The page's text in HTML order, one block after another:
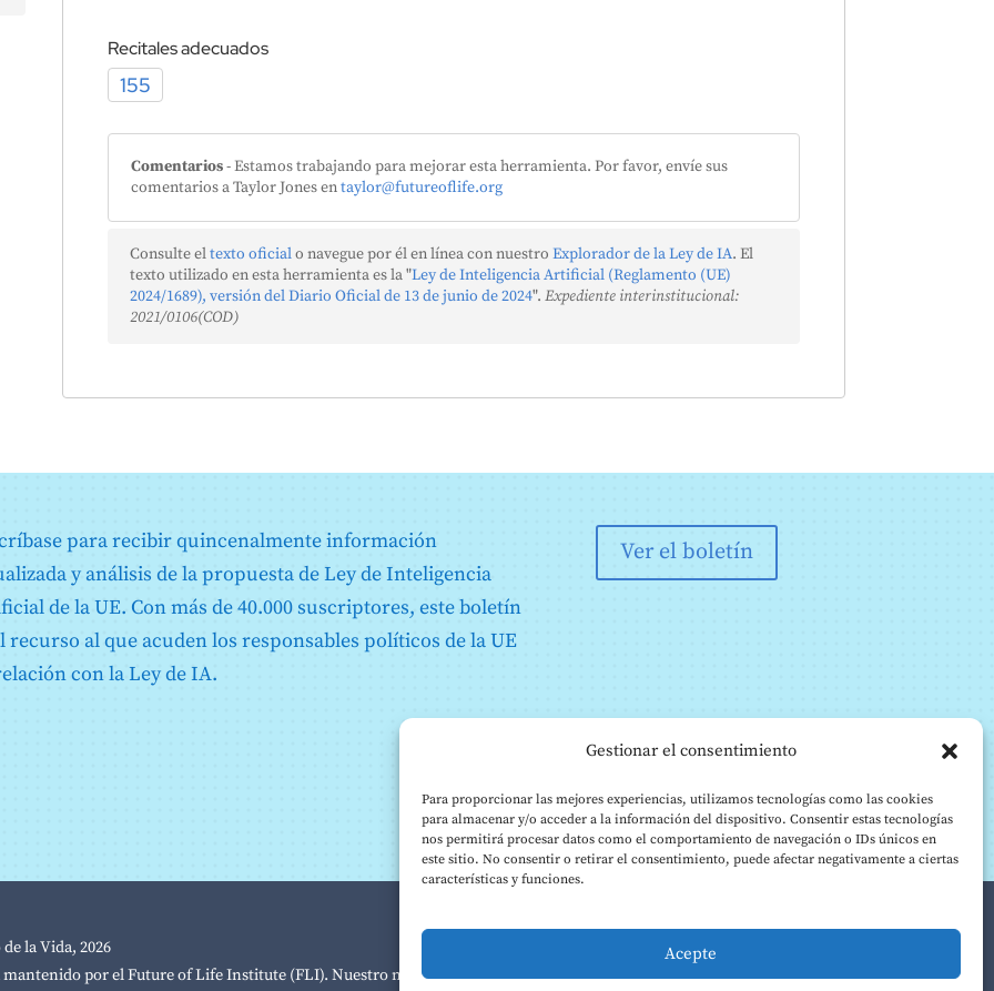
Gestionar el consentimiento
Para proporcionar las mejores experiencias, utilizamos tecnologías como las cookies
para almacenar y/o acceder a la información del dispositivo. Consentir estas tecnologías
nos permitirá procesar datos como el comportamiento de navegación o IDs únicos en
este sitio. No consentir o retirar el consentimiento, puede afectar negativamente a ciertas
características y funciones.
Acepte
Recitales adecuados
155
Comentarios- Estamos trabajando para mejorar esta herramienta. Por favor, envíe sus
comentarios a Taylor Jones entaylor@futureoflife.org
Consulte eltexto oficialo navegue por él en línea con nuestro Explorador de la Ley de IA. El
texto utilizado en esta herramienta es la "Ley de Inteligencia Artificial (Reglamento (UE)
2024/1689), versión del Diario Oficial de 13 de junio de 2024". Expediente interinstitucional:
2021/0106(COD)
para recibir quincenalmente información
y análisis de la propuesta de Ley de Inteligencia
de la UE. Con más de 40.000 suscriptores, este boletín
recurso al que acuden los responsables políticos de la UE
con la Ley de IA.
Ver el boletín
la Vida, 2026
mantenido por el Future of Life Institute (FLI). Nuestro número deregistro de transparencia de la UEes